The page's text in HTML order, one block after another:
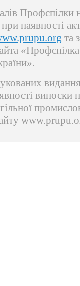
Профспілки
наявності
та
«Профспілка
виноски